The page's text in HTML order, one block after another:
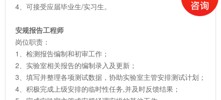
4、可接受应届毕业生/实习生。
安规报告工程师
岗位职责：
1、检测报告编制和初审工作；
2、实验室相关报告的编制录入及更新；
3、填写并整理各项测试数据，协助实验室主管安排测试计划；
4、积极完成上级安排的临时性任务,并及时反馈结果；